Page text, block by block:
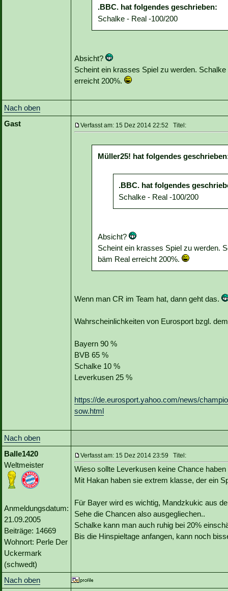
.BBC. hat folgendes geschrieben:
Schalke - Real -100/200
Absicht?
Scheint ein krasses Spiel zu werden.
erreicht 200%.
Nach oben
Gast
Verfasst am: 15 Dez 2014 22:52 Titel:
Müller25! hat folgendes
.BBC. hat folgendes
Schalke - Real -100/200
Absicht?
Scheint ein krasses Spiel zu werden.
bäm Real erreicht 200%.
Wenn man CR im Team hat, dann geht das.
Wahrscheinlichkeiten von Eurosport bzgl.
Bayern 90 %
BVB 65 %
Schalke 10 %
Leverkusen 25 %
https://de.eurosport.yahoo.com/news/
sow.html
Nach oben
Balle1420
Weltmeister
Anmeldungsdatum:
21.09.2005
Beiträge: 14669
Wohnort: Perle Der
Uckermark
(schwedt)
Verfasst am: 15 Dez 2014 23:59 Titel:
Wieso sollte Leverkusen keine Chance
Mit Hakan haben sie extrem klasse, der ein
Für Bayer wird es wichtig, Mandzkukic aus
Sehe die Chancen also ausgegliechen..
Schalke kann man auch ruhig bei 20%
Bis die Hinspieltage anfangen, kann noch
Nach oben